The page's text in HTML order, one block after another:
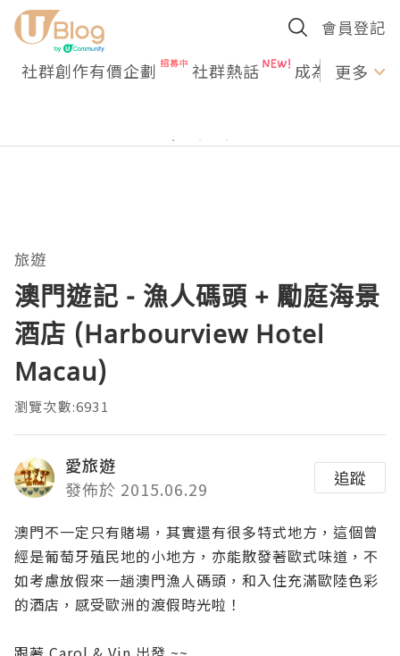
會員登記
社群創作有價企劃 社群熱話 成為U更多
旅遊
澳門遊記 - 漁人碼頭 + 勵庭海景
酒店 (Harbourview Hotel
Macau)
瀏覽次數:6931
愛旅遊
發佈於 2015.06.29
追蹤
澳門不一定只有賭場，其實還有很多特式地方，這個曾
經是葡萄牙殖民地的小地方，亦能散發著歐式味道，不
如考慮放假來一趟澳門漁人碼頭，和入住充滿歐陸色彩
的酒店，感受歐洲的渡假時光啦！